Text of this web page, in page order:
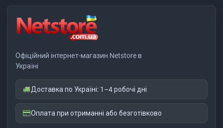
Офіційний інтернет-магазин Netstore в
Україні
Доставка по Україні: 1–4 робочі дні
Оплата при отриманні або безготівково